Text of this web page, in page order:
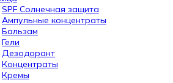
SPF Солнечная защита
Ампульные концентраты
Бальзам
Гели
Дезодорант
Концентраты
Кремы